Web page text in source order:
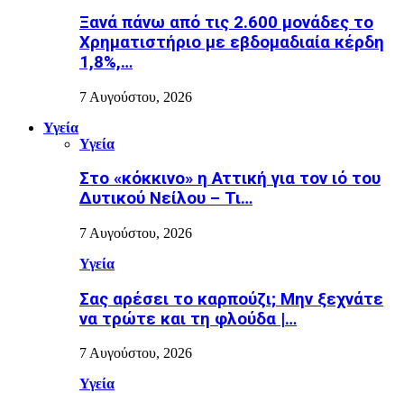
Ξανά πάνω από τις 2.600 μονάδες το
Χρηματιστήριο με εβδομαδιαία κέρδη
1,8%,…
7 Αυγούστου, 2026
Υγεία
Υγεία
Στο «κόκκινο» η Αττική για τον ιό του
Δυτικού Νείλου – Τι…
7 Αυγούστου, 2026
Υγεία
Σας αρέσει το καρπούζι; Μην ξεχνάτε
να τρώτε και τη φλούδα |…
7 Αυγούστου, 2026
Υγεία